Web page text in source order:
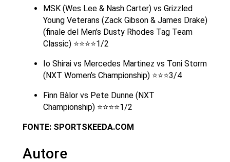
MSK (Wes Lee & Nash Carter) vs Grizzled
Young Veterans (Zack Gibson & James Drake)
(finale del Men’s Dusty Rhodes Tag Team
Classic) ⭐⭐⭐⭐1/2
Io Shirai vs Mercedes Martinez vs Toni Storm
(NXT Women’s Championship) ⭐⭐⭐3/4
Finn Bàlor vs Pete Dunne (NXT
Championship) ⭐⭐⭐⭐1/2
FONTE: SPORTSKEEDA.COM
Autore